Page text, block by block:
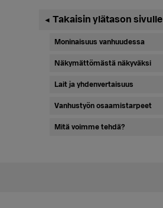
Ensisijainen
sivupalkki
◄ Takaisin ylätason sivulle
Moninaisuus vanhuudessa
Näkymättömästä näkyväksi
Lait ja yhdenvertaisuus
Vanhustyön osaamistarpeet
Mitä voimme tehdä?